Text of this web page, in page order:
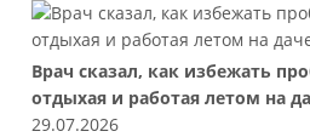
Врач сказал, как избежать
отдыхая и работая летом на
29.07.2026